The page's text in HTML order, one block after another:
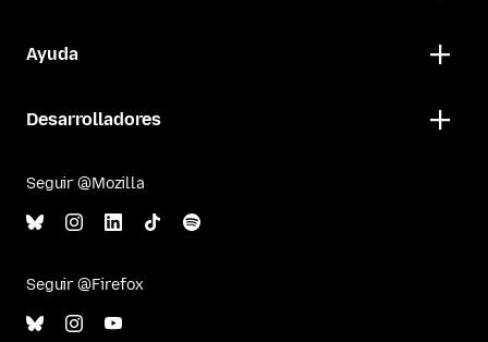
Ayuda
Desarrolladores
Seguir @Mozilla
Seguir @Firefox